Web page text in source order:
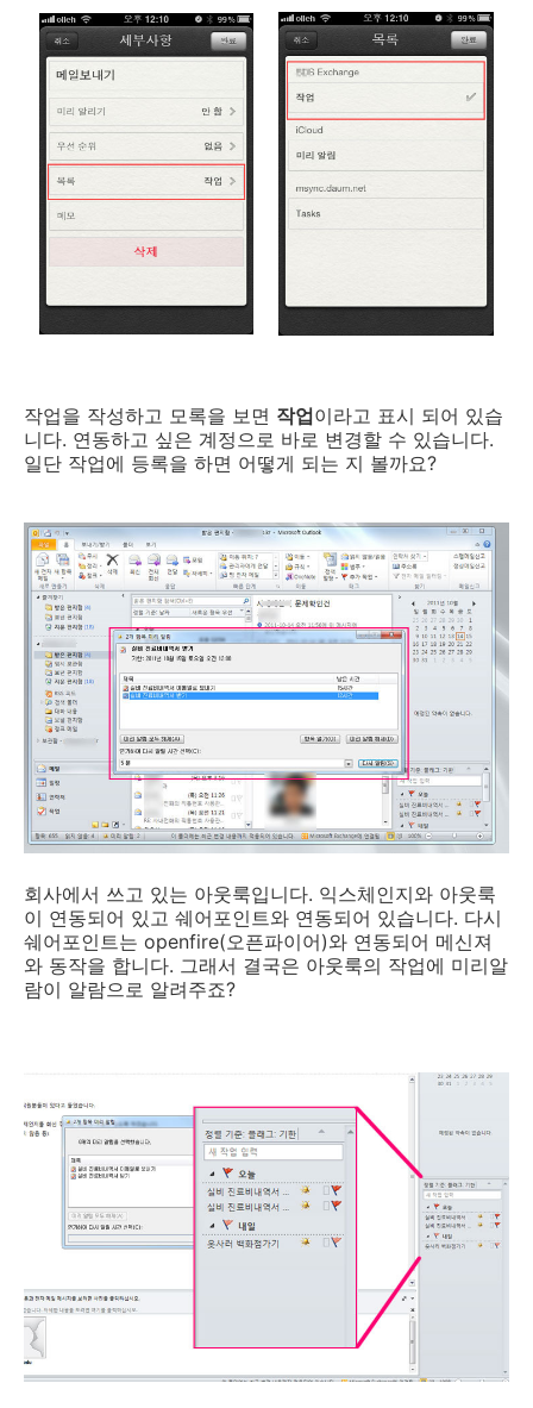
작업을 작성하고 모록을 보면 작업이라고 표시 되어 있습
니다. 연동하고 싶은 계정으로 바로 변경할 수 있습니다.
일단 작업에 등록을 하면 어떻게 되는 지 볼까요?
회사에서 쓰고 있는 아웃룩입니다. 익스체인지와 아웃룩
이 연동되어 있고 쉐어포인트와 연동되어 있습니다. 다시
쉐어포인트는 openfire(오픈파이어)와 연동되어 메신져
와 동작을 합니다. 그래서 결국은 아웃룩의 작업에 미리알
람이 알람으로 알려주죠?